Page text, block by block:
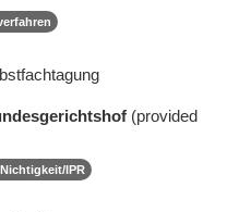
(provided
IPR